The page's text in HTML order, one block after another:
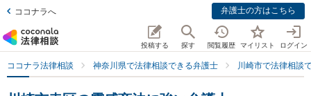
ココナラへ 弁護士の方はこちら
投稿する 探す 閲覧履歴 マイリスト ログイン
ココナラ法律相談 神奈川県で法律相談できる弁護士 川崎市で法律相談